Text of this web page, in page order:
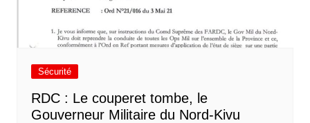
Sécurité
RDC : Le couperet tombe, le
Gouverneur Militaire du Nord-Kivu